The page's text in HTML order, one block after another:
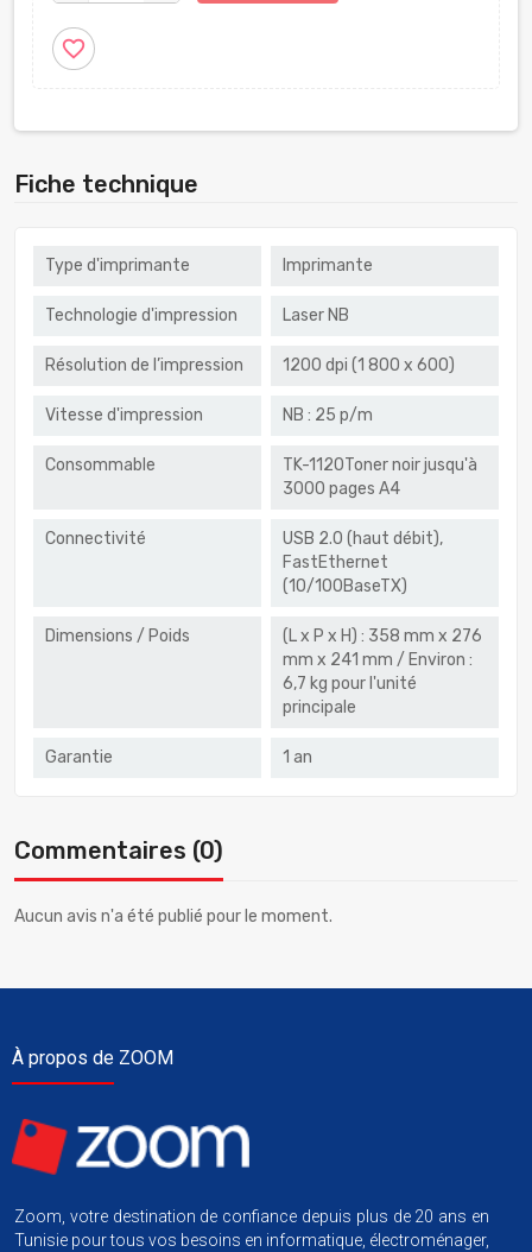
favorite_border
Fiche technique
Type d'imprimante Imprimante
Technologie d'impression Laser NB
Résolution de l’impression 1200 dpi (1 800 x 600)
Vitesse d'impression NB : 25 p/m
Consommable
TK-1120Toner noir jusqu'à
3000 pages A4
Connectivité
USB 2.0 (haut débit),
FastEthernet
(10/100BaseTX)
Dimensions / Poids
(L x P x H) : 358 mm x 276
mm x 241 mm / Environ :
6,7 kg pour l'unité
principale
Garantie 1 an
Commentaires (0)
Aucun avis n'a été publié pour le moment.
À propos de ZOOM
Zoom, votre destination de confiance depuis plus de 20 ans en
Tunisie pour tous vos besoins en informatique, électroménager,